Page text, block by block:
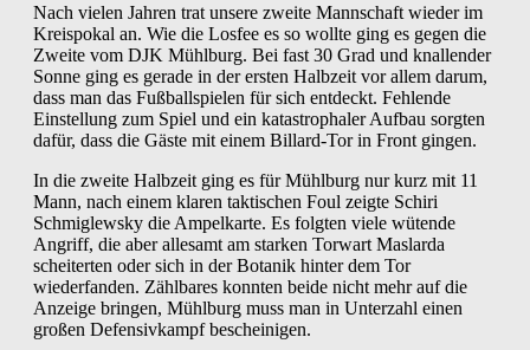
Nach vielen Jahren trat unsere zweite Mannschaft wieder im
Kreispokal an. Wie die Losfee es so wollte ging es gegen die
Zweite vom DJK Mühlburg. Bei fast 30 Grad und knallender
Sonne ging es gerade in der ersten Halbzeit vor allem darum,
dass man das Fußballspielen für sich entdeckt. Fehlende
Einstellung zum Spiel und ein katastrophaler Aufbau sorgten
dafür, dass die Gäste mit einem Billard-Tor in Front gingen.
In die zweite Halbzeit ging es für Mühlburg nur kurz mit 11
Mann, nach einem klaren taktischen Foul zeigte Schiri
Schmiglewsky die Ampelkarte. Es folgten viele wütende
Angriff, die aber allesamt am starken Torwart Maslarda
scheiterten oder sich in der Botanik hinter dem Tor
wiederfanden. Zählbares konnten beide nicht mehr auf die
Anzeige bringen, Mühlburg muss man in Unterzahl einen
großen Defensivkampf bescheinigen.